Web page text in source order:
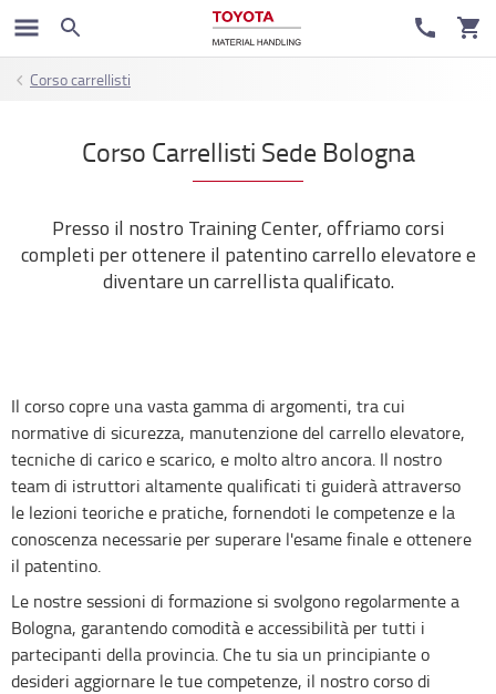
Corso carrellisti
Corso Carrellisti Sede Bologna
Presso il nostro Training Center, offriamo corsi
completi per ottenere il patentino carrello elevatore e
diventare un carrellista qualificato.
Il corso copre una vasta gamma di argomenti, tra cui
normative di sicurezza, manutenzione del carrello elevatore,
tecniche di carico e scarico, e molto altro ancora. Il nostro
team di istruttori altamente qualificati ti guiderà attraverso
le lezioni teoriche e pratiche, fornendoti le competenze e la
conoscenza necessarie per superare l'esame finale e ottenere
il patentino.
Le nostre sessioni di formazione si svolgono regolarmente a
Bologna, garantendo comodità e accessibilità per tutti i
partecipanti della provincia. Che tu sia un principiante o
desideri aggiornare le tue competenze, il nostro corso di